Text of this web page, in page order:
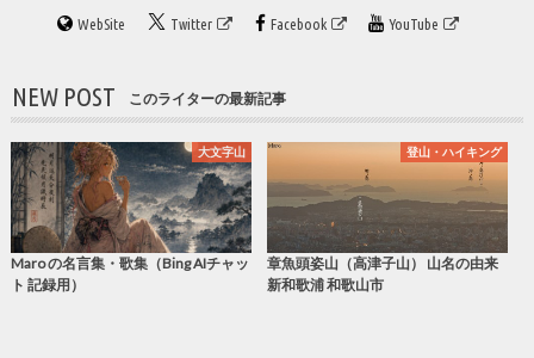
WebSite Twitter Facebook YouTube
NEW POST このライターの最新記事
大文字山
Maro の名言集・歌集（Bing AIチャッ
ト 記録用）
登山・ハイキング
章魚頭姿山（高津子山） 山名の由来
新和歌浦 和歌山市